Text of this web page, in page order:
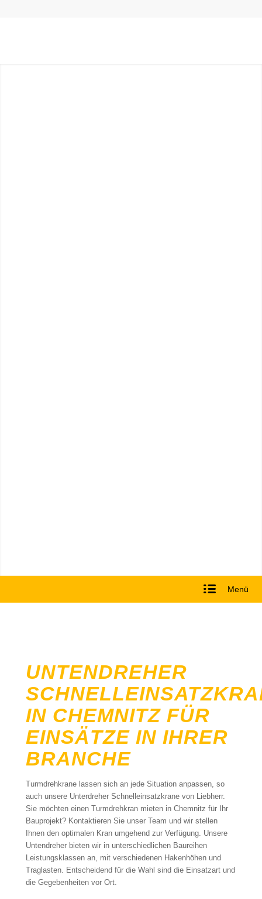
Menü
UNTENDREHER
IN CHEMNITZ FÜR
EINSÄTZE IN IHRER
BRANCHE
Turmdrehkrane lassen sich an jede Situation anpassen, so
auch unsere Unterdreher Schnelleinsatzkrane von Liebherr.
Sie möchten einen Turmdrehkran mieten in Chemnitz für Ihr
Bauprojekt? Kontaktieren Sie unser Team und wir stellen
Ihnen den optimalen Kran umgehend zur Verfügung. Unsere
Untendreher bieten wir in unterschiedlichen Baureihen
Leistungsklassen an, mit verschiedenen Hakenhöhen und
Traglasten. Entscheidend für die Wahl sind die Einsatzart und
die Gegebenheiten vor Ort.